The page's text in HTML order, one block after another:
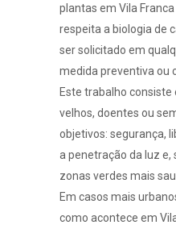
plantas em Vila
respeita a biologia de
ser solicitado em
medida preventiva ou
Este trabalho
velhos, doentes ou
objetivos: segurança,
a penetração da luz e,
zonas verdes mais
Em casos mais
como acontece em